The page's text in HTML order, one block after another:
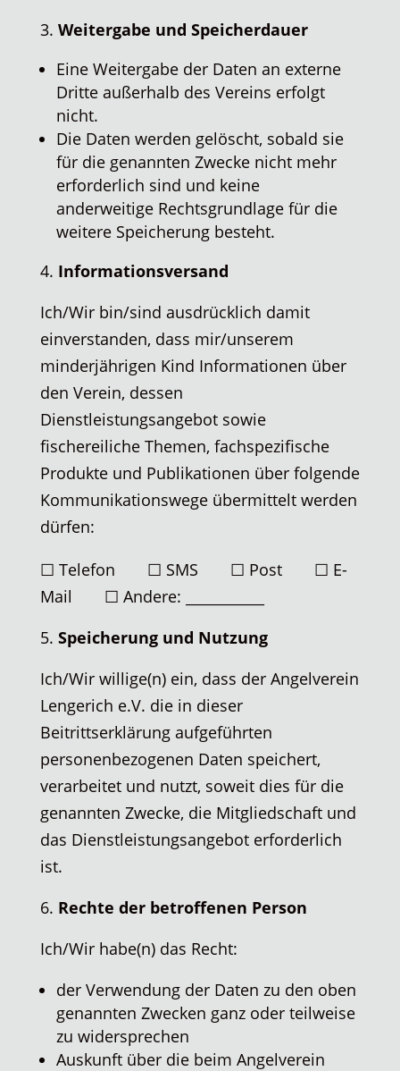
Weitergabe und Speicherdauer
Eine Weitergabe der Daten an externe
Dritte außerhalb des Vereins erfolgt
nicht.
Die Daten werden gelöscht, sobald sie
für die genannten Zwecke nicht mehr
erforderlich sind und keine
anderweitige Rechtsgrundlage für die
weitere Speicherung besteht.
Informationsversand
Ich/Wir bin/sind ausdrücklich damit
einverstanden, dass mir/unserem
minderjährigen Kind Informationen über
den Verein, dessen
Dienstleistungsangebot sowie
fischereiliche Themen, fachspezifische
Produkte und Publikationen über folgende
Kommunikationswege übermittelt werden
dürfen:
☐ Telefon ☐ SMS ☐ Post ☐ E-
Mail ☐ Andere: ___________
Speicherung und Nutzung
Ich/Wir willige(n) ein, dass der Angelverein
Lengerich e.V. die in dieser
Beitrittserklärung aufgeführten
personenbezogenen Daten speichert,
verarbeitet und nutzt, soweit dies für die
genannten Zwecke, die Mitgliedschaft und
das Dienstleistungsangebot erforderlich
ist.
Rechte der betroffenen Person
Ich/Wir habe(n) das Recht:
der Verwendung der Daten zu den oben
genannten Zwecken ganz oder teilweise
zu widersprechen
Auskunft über die beim Angelverein